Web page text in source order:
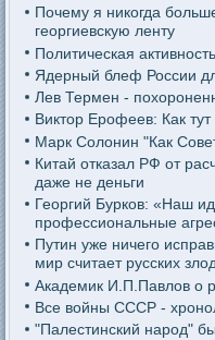
Почему я никогда
георгиевскую ленту
Политическая
Ядерный блеф России
Лев Термен -
Виктор Ерофеев: Как
Марк Солонин "Как
Китай отказал РФ от
даже не деньги
Георгий Бурков: «Наш
профессиональные
Путин уже ничего
мир считает русских
Академик И.П.Павлов о
Все войны СССР -
"Палестинский народ"